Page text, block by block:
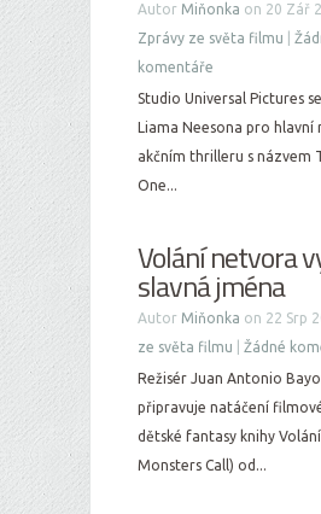
Autor Miňonka on 20 Zář
Zprávy ze světa filmu
komentáře
Studio Universal Pictures
Liama Neesona pro hlavní
akčním thrilleru s názvem
One...
Volání netvora
slavná jména
Autor Miňonka on 22 Srp
ze světa filmu
Žádné
Režisér Juan Antonio
připravuje natáčení
dětské fantasy knihy
Monsters Call) od...